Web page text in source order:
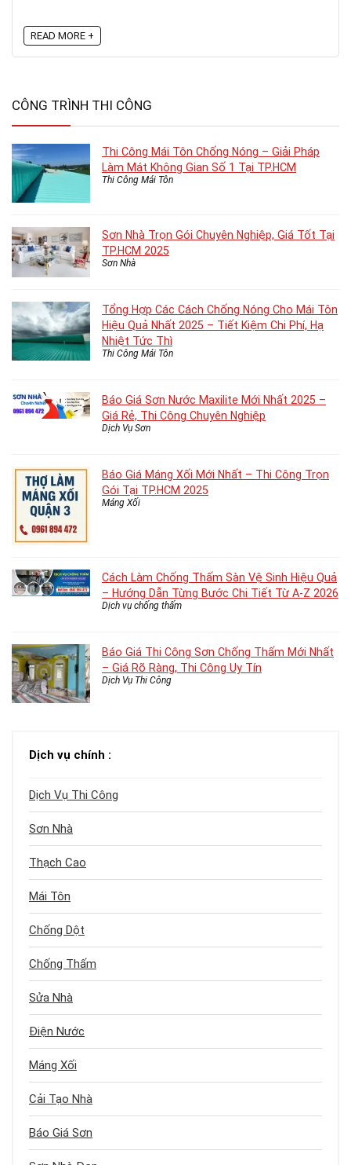
READ MORE +
CÔNG TRÌNH THI CÔNG
Thi Công Mái Tôn Chống Nóng – Giải Pháp
Làm Mát Không Gian Số 1 Tại TP.HCM
Thi Công Mái Tôn
Sơn Nhà Trọn Gói Chuyên Nghiệp, Giá Tốt Tại
TP.HCM 2025
Sơn Nhà
Tổng Hợp Các Cách Chống Nóng Cho Mái Tôn
Hiệu Quả Nhất 2025 – Tiết Kiệm Chi Phí, Hạ
Nhiệt Tức Thì
Thi Công Mái Tôn
Báo Giá Sơn Nước Maxilite Mới Nhất 2025 –
Giá Rẻ, Thi Công Chuyên Nghiệp
Dịch Vụ Sơn
Báo Giá Máng Xối Mới Nhất – Thi Công Trọn
Gói Tại TP.HCM 2025
Máng Xối
Cách Làm Chống Thấm Sàn Vệ Sinh Hiệu Quả
– Hướng Dẫn Từng Bước Chi Tiết Từ A-Z 2026
Dịch vụ chống thấm
Báo Giá Thi Công Sơn Chống Thấm Mới Nhất
– Giá Rõ Ràng, Thi Công Uy Tín
Dịch Vụ Thi Công
Dịch vụ chính :
Dịch Vụ Thi Công
Sơn Nhà
Thạch Cao
Mái Tôn
Chống Dột
Chống Thấm
Sửa Nhà
Điện Nước
Máng Xối
Cải Tạo Nhà
Báo Giá Sơn